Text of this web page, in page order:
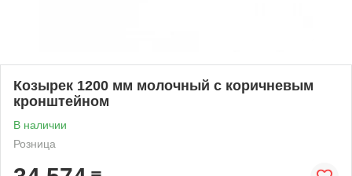
Козырек 1200 мм молочный с коричневым
кронштейном
В наличии
Розница